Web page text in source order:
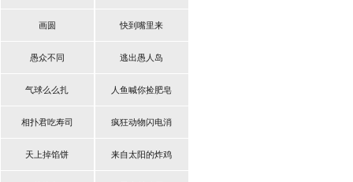
画圆 快到嘴里来
愚众不同 逃出愚人岛
气球么么扎 人鱼喊你捡肥皂
相扑君吃寿司 疯狂动物闪电消
天上掉馅饼 来自太阳的炸鸡